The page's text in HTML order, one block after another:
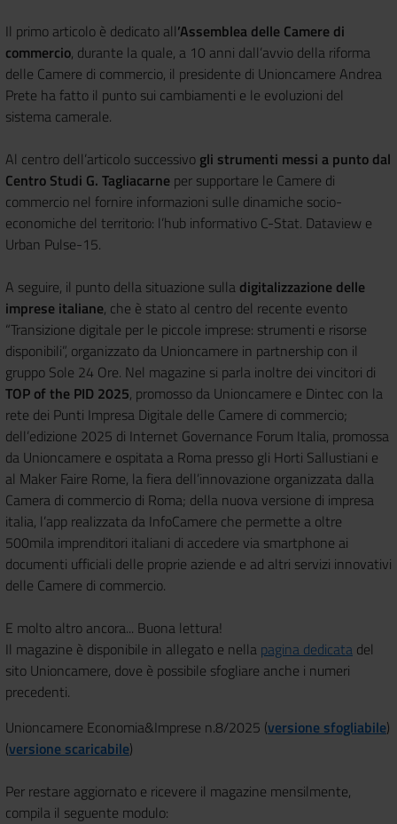
Il primo articolo è dedicato all’Assemblea delle Camere di
commercio, durante la quale, a 10 anni dall’avvio della riforma
delle Camere di commercio, il presidente di Unioncamere Andrea
Prete ha fatto il punto sui cambiamenti e le evoluzioni del
sistema camerale.
Al centro dell’articolo successivo gli strumenti messi a punto dal
Centro Studi G. Tagliacarne per supportare le Camere di
commercio nel fornire informazioni sulle dinamiche socio-
economiche del territorio: l’hub informativo C-Stat. Dataview e
Urban Pulse-15.
A seguire, il punto della situazione sulla digitalizzazione delle
imprese italiane, che è stato al centro del recente evento
“Transizione digitale per le piccole imprese: strumenti e risorse
disponibili”, organizzato da Unioncamere in partnership con il
gruppo Sole 24 Ore. Nel magazine si parla inoltre dei vincitori di
TOP of the PID 2025, promosso da Unioncamere e Dintec con la
rete dei Punti Impresa Digitale delle Camere di commercio;
dell’edizione 2025 di Internet Governance Forum Italia, promossa
da Unioncamere e ospitata a Roma presso gli Horti Sallustiani e
al Maker Faire Rome, la fiera dell’innovazione organizzata dalla
Camera di commercio di Roma; della nuova versione di impresa
italia, l’app realizzata da InfoCamere che permette a oltre
500mila imprenditori italiani di accedere via smartphone ai
documenti ufficiali delle proprie aziende e ad altri servizi innovativi
delle Camere di commercio.
E molto altro ancora... Buona lettura!
Il magazine è disponibile in allegato e nella pagina dedicata del
sito Unioncamere, dove è possibile sfogliare anche i numeri
precedenti.
Unioncamere Economia&Imprese n.8/2025 (versione sfogliabile)
(versione scaricabile)
Per restare aggiornato e ricevere il magazine mensilmente,
compila il seguente modulo: